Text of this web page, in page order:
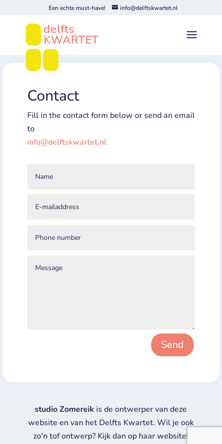
Een echte must-have! info@delftskwartet.nl
Contact
Fill in the contact form below or send an email
to
info@delftskwartet.nl
Send
studio Zomereik is de ontwerper van deze
website en van het Delfts Kwartet. Wil je ook
zo'n tof ontwerp? Kijk dan op haar website!